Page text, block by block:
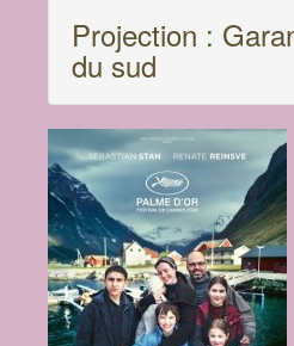
Projection :
du sud